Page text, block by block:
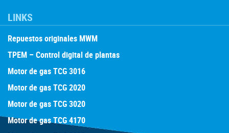
LINKS
Repuestos originales MWM
TPEM – Control digital de plantas
Motor de gas TCG 3016
Motor de gas TCG 2020
Motor de gas TCG 3020
Motor de gas TCG 4170